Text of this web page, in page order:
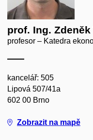
prof. Ing. Zdeněk
profesor – Katedra
kancelář: 505
Lipová 507/41a
602 00 Brno
Zobrazit na mapě